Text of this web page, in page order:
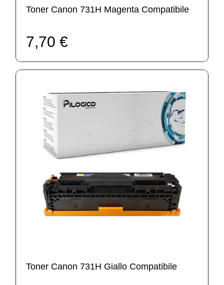
Toner Canon 731H Magenta Compatibile
7,70 €
Toner Canon 731H Giallo Compatibile